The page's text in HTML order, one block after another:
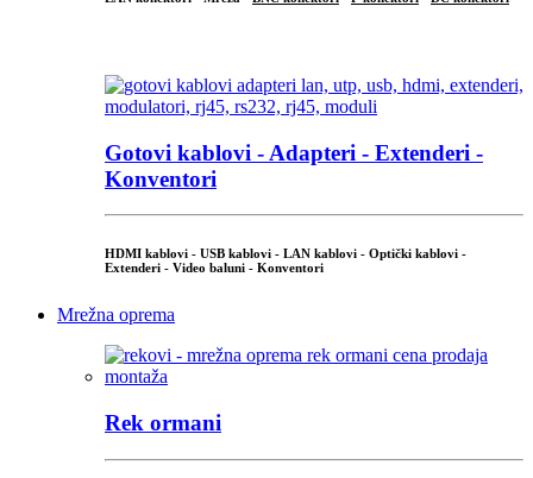
Gotovi kablovi - Adapteri - Extenderi -
Konventori
HDMI kablovi - USB kablovi - LAN kablovi - Optički kablovi -
Extenderi - Video baluni - Konventori
Mrežna oprema
Rek ormani